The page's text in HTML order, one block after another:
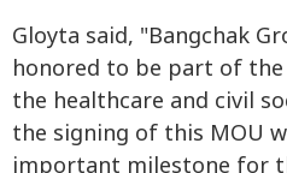
Gloyta said, "Bangchak
honored to be part of
the healthcare and civil
the signing of this MOU
important milestone for